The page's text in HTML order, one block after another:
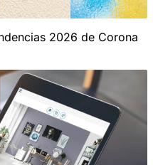
2026 de Corona